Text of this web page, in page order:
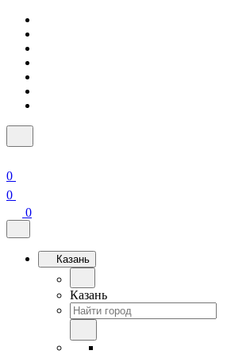
0
0
0
Казань
Казань